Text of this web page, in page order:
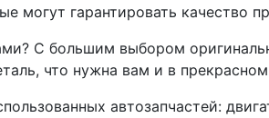
гарантировать качество
С большим выбором
что нужна вам и в
автозапчастей: